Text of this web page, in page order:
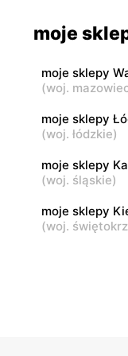
Jadachy, ul.
moje sklepy
Górki, ul. Górki
moje sklepy
moje
moje sklepy
(woj.
moje sklepy
(woj. łódzkie)
moje sklepy
(woj. śląskie)
moje sklepy
(woj.